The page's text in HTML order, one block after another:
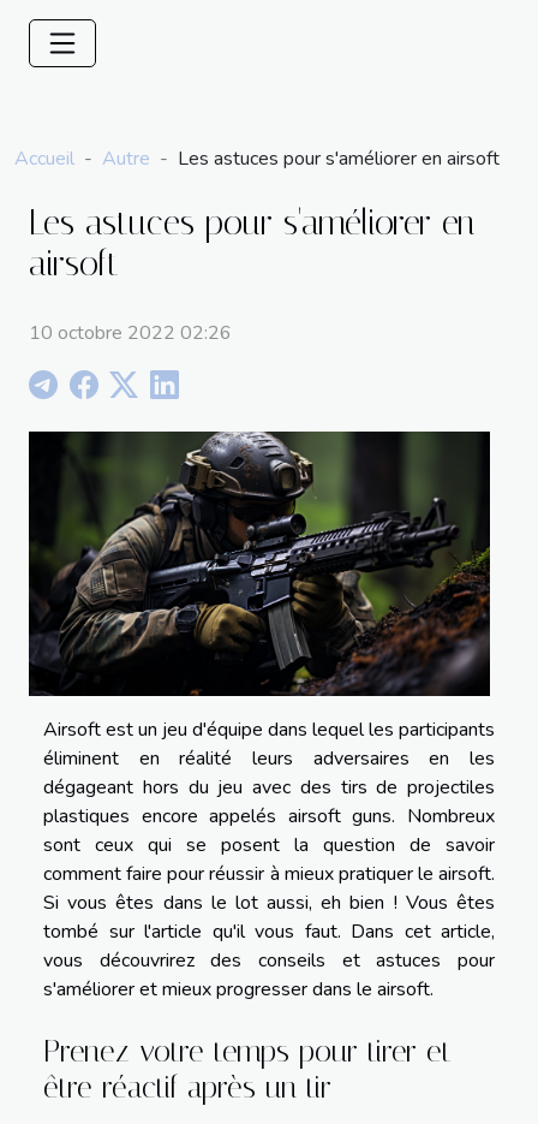
Accueil Autre Les astuces pour s'améliorer en airsoft
Les astuces pour s'améliorer en
airsoft
10 octobre 2022 02:26
Airsoft est un jeu d'équipe dans lequel les participants
éliminent en réalité leurs adversaires en les
dégageant hors du jeu avec des tirs de projectiles
plastiques encore appelés airsoft guns. Nombreux
sont ceux qui se posent la question de savoir
comment faire pour réussir à mieux pratiquer le airsoft.
Si vous êtes dans le lot aussi, eh bien ! Vous êtes
tombé sur l'article qu'il vous faut. Dans cet article,
vous découvrirez des conseils et astuces pour
s'améliorer et mieux progresser dans le airsoft.
Prenez votre temps pour tirer et
être réactif après un tir